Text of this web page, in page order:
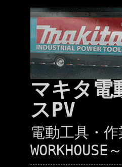
マキタ
スPV
電動工具・
WORKHOUSE～